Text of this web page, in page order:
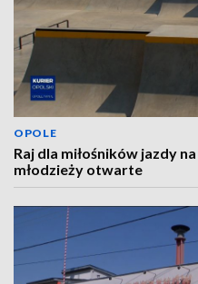
OPOLE
Raj dla miłośników jazdy
młodzieży otwarte